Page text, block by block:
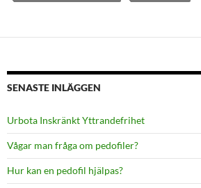
SENASTE INLÄGGEN
Urbota Inskränkt Yttrandefrihet
Vågar man fråga om pedofiler?
Hur kan en pedofil hjälpas?